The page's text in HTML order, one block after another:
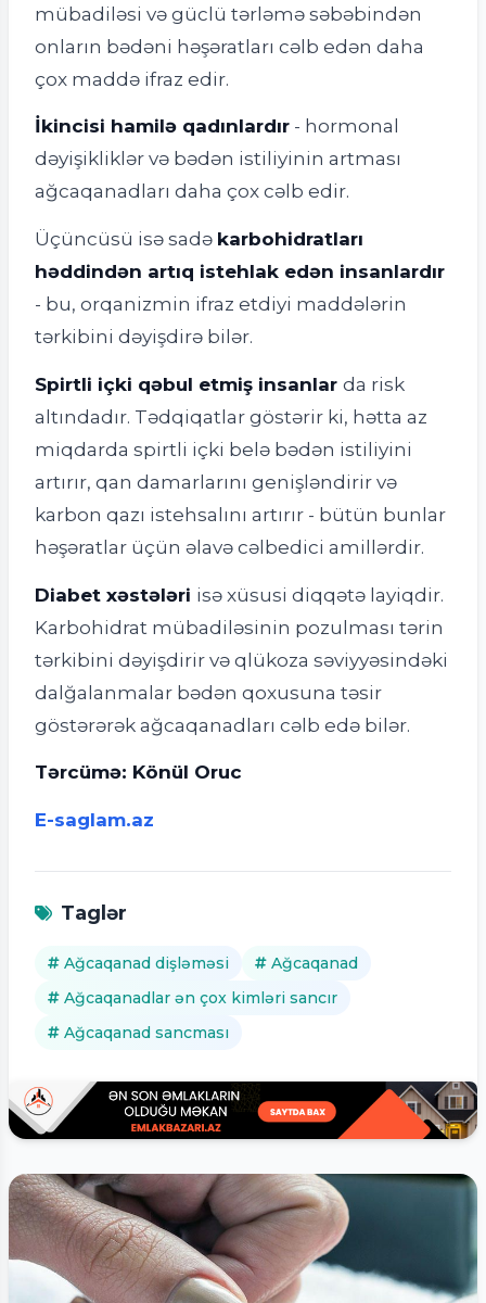
mübadiləsi və güclü tərləmə səbəbindən
onların bədəni həşəratları cəlb edən daha
çox maddə ifraz edir.
İkincisi hamilə qadınlardır - hormonal
dəyişikliklər və bədən istiliyinin artması
ağcaqanadları daha çox cəlb edir.
Üçüncüsü isə sadə karbohidratları
həddindən artıq istehlak edən insanlardır
- bu, orqanizmin ifraz etdiyi maddələrin
tərkibini dəyişdirə bilər.
Spirtli içki qəbul etmiş insanlar da risk
altındadır. Tədqiqatlar göstərir ki, hətta az
miqdarda spirtli içki belə bədən istiliyini
artırır, qan damarlarını genişləndirir və
karbon qazı istehsalını artırır - bütün bunlar
həşəratlar üçün əlavə cəlbedici amillərdir.
Diabet xəstələri isə xüsusi diqqətə layiqdir.
Karbohidrat mübadiləsinin pozulması tərin
tərkibini dəyişdirir və qlükoza səviyyəsindəki
dalğalanmalar bədən qoxusuna təsir
göstərərək ağcaqanadları cəlb edə bilər.
Tərcümə: Könül Oruc
E-saglam.az
Taglər
Ağcaqanad dişləməsi
Ağcaqanad
Ağcaqanadlar ən çox kimləri sancır
Ağcaqanad sancması